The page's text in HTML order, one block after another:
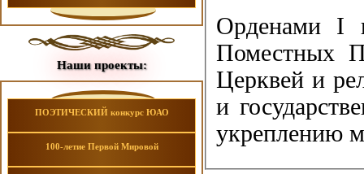
Наши проекты:
ПОЭТИЧЕСКИЙ конкурс ЮАО
100-летие Первой Мировой
Орденами I
Поместных
Церквей и
и
укреплению